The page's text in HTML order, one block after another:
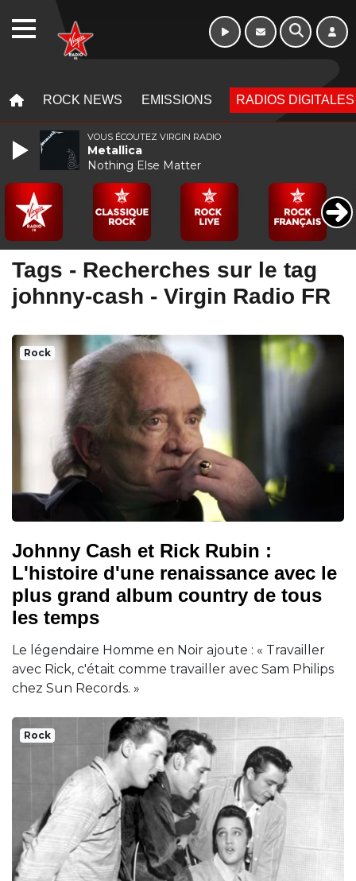
ROCK NEWS EMISSIONS RADIOS DIGITALES
Tags - Recherches sur le tag
johnny-cash - Virgin Radio FR
Rock
Johnny Cash et Rick Rubin :
L'histoire d'une renaissance avec le
plus grand album country de tous
les temps
Le légendaire Homme en Noir ajoute : « Travailler
avec Rick, c'était comme travailler avec Sam Philips
chez Sun Records. »
Rock
VOUS ÉCOUTEZ VIRGIN RADIO
Metallica
Nothing Else Matter
WEBRADIO